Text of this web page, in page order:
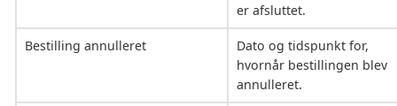
er afsluttet.
Bestilling annulleret
Dato og tidspunkt for,
hvornår bestillingen blev
annulleret.